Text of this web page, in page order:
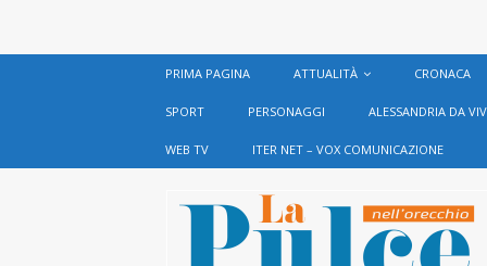
PRIMA PAGINA ATTUALITÀ CRONACA
SPORT PERSONAGGI ALESSANDRIA DA
WEB TV ITER NET – VOX COMUNICAZIONE